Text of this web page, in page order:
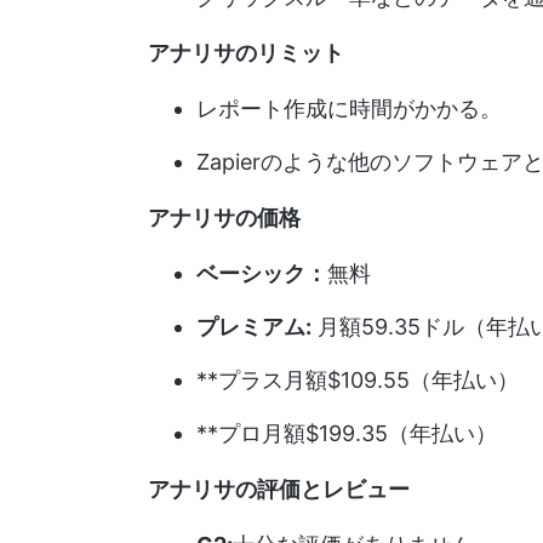
アナリサのリミット
レポート作成に時間がかかる。
Zapierのような他のソフトウェア
アナリサの価格
ベーシック： 無料
プレミアム: 月額59.35ドル（年払
**プラス月額$109.55（年払い）
**プロ月額$199.35（年払い）
アナリサの評価とレビュー